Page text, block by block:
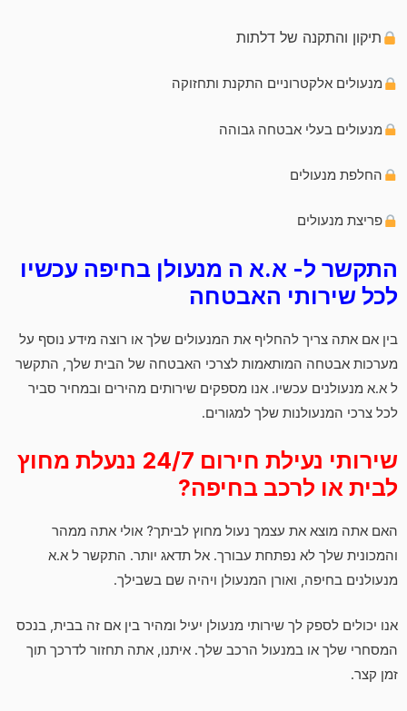
תיקון והתקנה של דלתות
מנעולים אלקטרוניים התקנת ותחזוקה
מנעולים בעלי אבטחה גבוהה
החלפת מנעולים
פריצת מנעולים
התקשר ל- א.א ה מנעולן בחיפה עכשיו
לכל שירותי האבטחה
בין אם אתה צריך להחליף את המנעולים שלך או רוצה מידע נוסף על
מערכות אבטחה המותאמות לצרכי האבטחה של הבית שלך, התקשר
ל א.א מנעולנים עכשיו. אנו מספקים שירותים מהירים ובמחיר סביר
לכל צרכי המנעולנות שלך למגורים.
שירותי נעילת חירום 24/7 ננעלת מחוץ
לבית או לרכב בחיפה?
האם אתה מוצא את עצמך נעול מחוץ לביתך? אולי אתה ממהר
והמכונית שלך לא נפתחת עבורך. אל תדאג יותר. התקשר ל א.א
מנעולנים בחיפה, ואורן המנעולן ויהיה שם בשבילך.
אנו יכולים לספק לך שירותי מנעולן יעיל ומהיר בין אם זה בבית, בנכס
המסחרי שלך או במנעול הרכב שלך. איתנו, אתה תחזור לדרכך תוך
זמן קצר.